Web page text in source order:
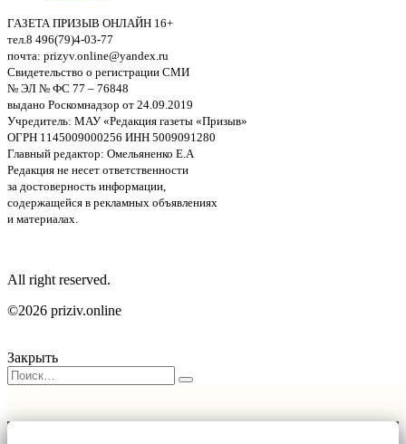
ГАЗЕТА ПРИЗЫВ ОНЛАЙН 16+
тел.8 496(79)4-03-77
почта: prizyv.online@yandex.ru
Свидетельство о регистрации СМИ
№ ЭЛ № ФС 77 – 76848
выдано Роскомнадзор от 24.09.2019
Учредитель: МАУ «Редакция газеты «Призыв»
ОГРН 1145009000256 ИНН 5009091280
Главный редактор: Омельяненко Е.А
Редакция не несет ответственности
за достоверность информации,
содержащейся в рекламных объявлениях
и материалах.
All right reserved.
©2026 priziv.online
Закрыть